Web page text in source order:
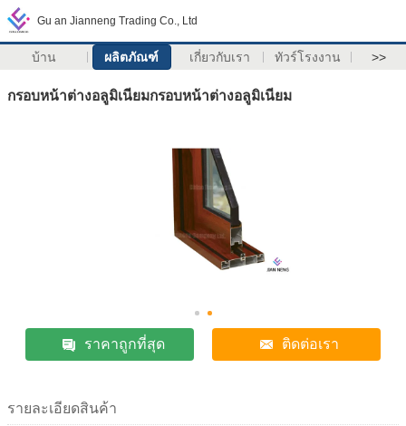
Gu an Jianneng Trading Co., Ltd
บ้าน ผลิตภัณฑ์ เกี่ยวกับเรา ทัวร์โรงงาน >>
กรอบหน้าต่างอลูมิเนียมกรอบหน้าต่างอลูมิเนียม
ราคาถูกที่สุด ติดต่อเรา
รายละเอียดสินค้า